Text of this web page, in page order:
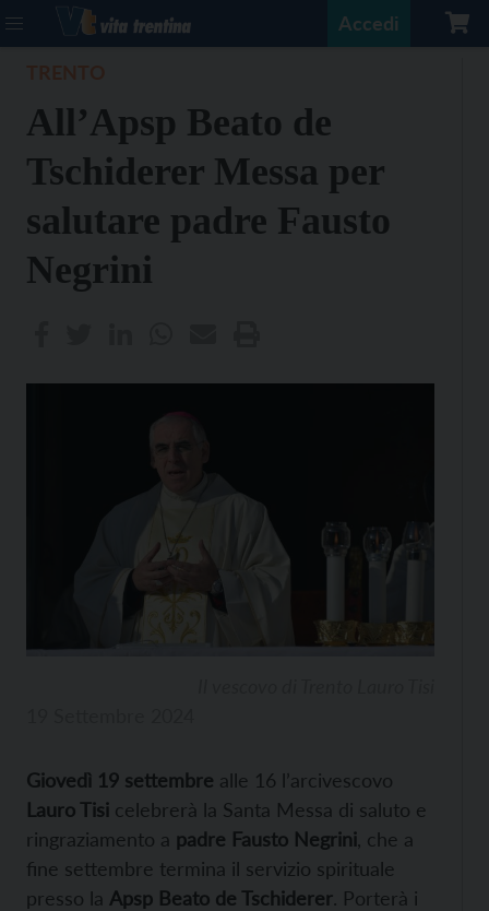
Accedi
All’Apsp Beato de
Tschiderer Messa per
salutare padre Fausto
Negrini
Giovedì 19 settembre alle 16 l’arcivescovo
Lauro Tisi celebrerà la Santa Messa di saluto e
ringraziamento a padre Fausto Negrini , che a
fine settembre termina il servizio spirituale
presso la Apsp Beato de Tschiderer. Porterà i